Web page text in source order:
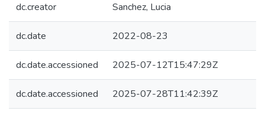
dc.creator Sanchez, Lucia
dc.date 2022-08-23
dc.date.accessioned 2025-07-12T15:47:29Z
dc.date.accessioned 2025-07-28T11:42:39Z